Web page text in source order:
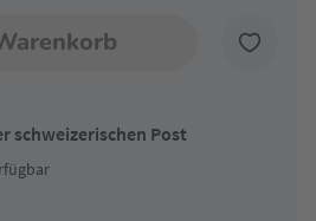
schweizerischen Post